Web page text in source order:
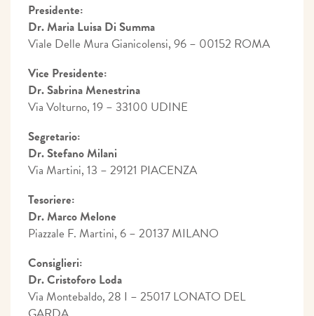
Presidente:
Dr. Maria Luisa Di Summa
Viale Delle Mura Gianicolensi, 96 – 00152 ROMA
Vice Presidente:
Dr. Sabrina Menestrina
Via Volturno, 19 – 33100 UDINE
Segretario:
Dr. Stefano Milani
Via Martini, 13 – 29121 PIACENZA
Tesoriere:
Dr. Marco Melone
Piazzale F. Martini, 6 – 20137 MILANO
Consiglieri:
Dr. Cristoforo Loda
Via Montebaldo, 28 I – 25017 LONATO DEL